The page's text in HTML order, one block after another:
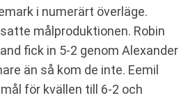
i numerärt överläge.
målproduktionen. Robin
fick in 5-2 genom Alexander
än så kom de inte. Eemil
för kvällen till 6-2 och